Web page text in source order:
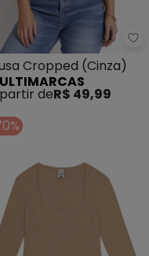
- Blusa de Manga
Cropped (Cinza)
deR$ 49,99